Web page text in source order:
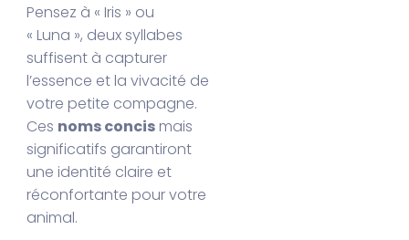
Pensez à « Iris » ou
« Luna », deux syllabes
suffisent à capturer
l’essence et la vivacité de
votre petite compagne.
Ces noms concis mais
significatifs garantiront
une identité claire et
réconfortante pour votre
animal.